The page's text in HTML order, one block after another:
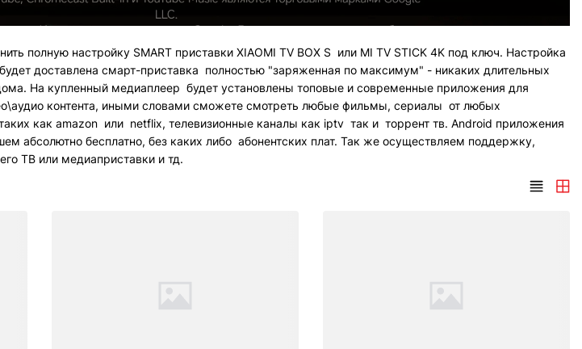
полную настройку SMART приставки XIAOMI TV BOX S или MI TV STICK 4K под ключ. Настройка
доставлена смарт-приставка полностью "заряженная по максимум" - никаких длительных
На купленный медиаплеер будет установлены топовые и современные приложения для
контента, иными словами сможете смотреть любые фильмы, сериалы от любых
как amazon или netflix, телевизионные каналы как iptv так и торрент тв. Android приложения
абсолютно бесплатно, без каких либо абонентских плат. Так же осуществляем поддержку,
ТВ или медиаприставки и тд.